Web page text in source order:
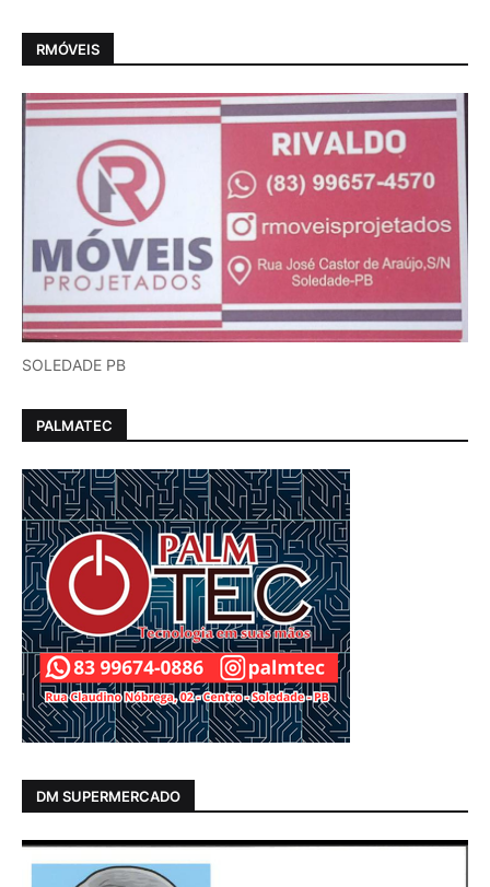
RMÓVEIS
SOLEDADE PB
PALMATEC
DM SUPERMERCADO